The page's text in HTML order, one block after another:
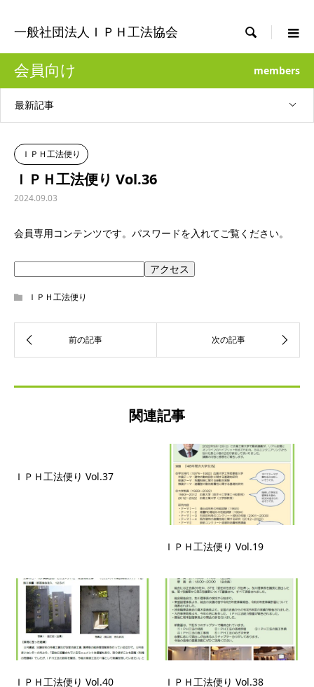
一般社団法人ＩＰＨ工法協会 
会員向け members
最新記事
ＩＰＨ工法便り
ＩＰＨ工法便り Vol.36
2024.09.03
会員専用コンテンツです。パスワードを入れてご覧ください。
ＩＰＨ工法便り
関連記事
ＩＰＨ工法便り Vol.37
ＩＰＨ工法便り Vol.19
ＩＰＨ工法便り Vol.40 ＩＰＨ工法便り Vol.38